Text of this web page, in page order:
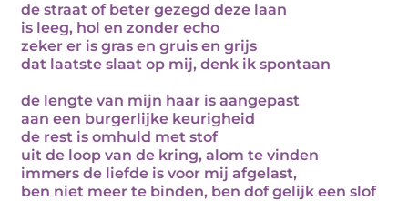
de straat of beter gezegd deze laan
is leeg, hol en zonder echo
zeker er is gras en gruis en grijs
dat laatste slaat op mij, denk ik spontaan
de lengte van mijn haar is aangepast
aan een burgerlijke keurigheid
de rest is omhuld met stof
uit de loop van de kring, alom te vinden
immers de liefde is voor mij afgelast,
ben niet meer te binden, ben dof gelijk een slof